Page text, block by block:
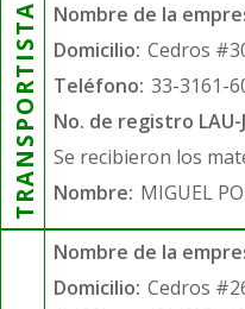
TRANSPORTISTA Nombre de la
Domicilio: Cedros
Teléfono: 33-3161-
No. de registro LAU-
Se recibieron los
Nombre: MIGUEL
Nombre de la
Domicilio: Cedros